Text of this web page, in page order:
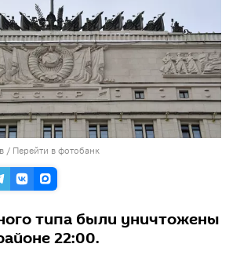
/ Перейти в фотобанк
типа были уничтожены
22:00.